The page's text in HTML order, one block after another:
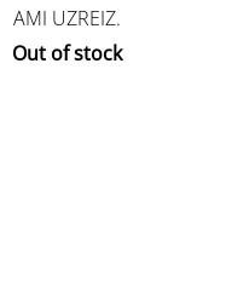
AMI UZREIZ.
Out of stock